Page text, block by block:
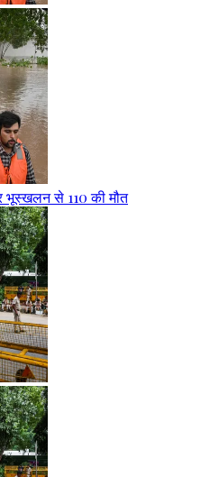
भूस्खलन से 110 की मौत